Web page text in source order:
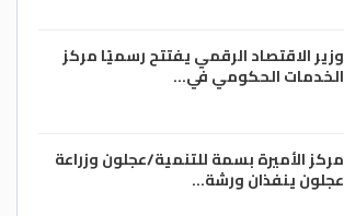
وزير الاقتصاد الرقمي يفتتح رسميًا مركز
الخدمات الحكومي في…
مركز الأميرة بسمة للتنمية/عجلون وزراعة
عجلون ينفذان ورشة…